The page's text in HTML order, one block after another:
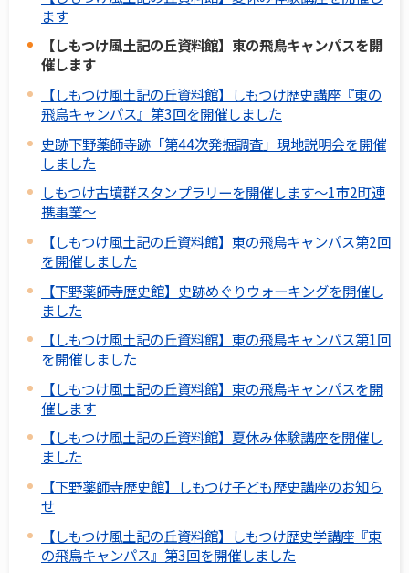
ます
【しもつけ風土記の丘資料館】東の飛鳥キャンパスを開
催します
【しもつけ風土記の丘資料館】しもつけ歴史講座『東の
飛鳥キャンパス』第3回を開催しました
史跡下野薬師寺跡「第44次発掘調査」現地説明会を開催
しました
しもつけ古墳群スタンプラリーを開催します～1市2町連
携事業～
【しもつけ風土記の丘資料館】東の飛鳥キャンパス第2回
を開催しました
【下野薬師寺歴史館】史跡めぐりウォーキングを開催し
ました
【しもつけ風土記の丘資料館】東の飛鳥キャンパス第1回
を開催しました
【しもつけ風土記の丘資料館】東の飛鳥キャンパスを開
催します
【しもつけ風土記の丘資料館】夏休み体験講座を開催し
ました
【下野薬師寺歴史館】しもつけ子ども歴史講座のお知ら
せ
【しもつけ風土記の丘資料館】しもつけ歴史学講座『東
の飛鳥キャンパス』第3回を開催しました